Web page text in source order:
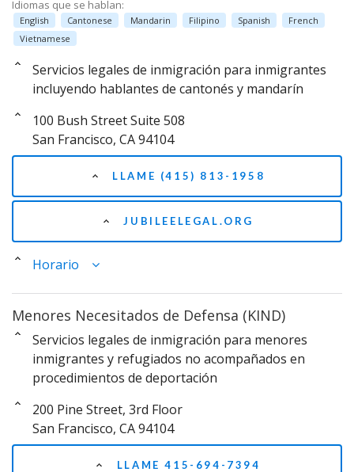
Idiomas que se hablan:
English Cantonese Mandarin Filipino Spanish
French
Vietnamese
Servicios legales de inmigración para inmigrantes
incluyendo hablantes de cantonés y mandarín
100 Bush Street Suite 508
San Francisco, CA 94104
LLAME (415) 813-1958
JUBILEELEGAL.ORG
Horario
Menores Necesitados de Defensa (KIND)
Servicios legales de inmigración para menores
inmigrantes y refugiados no acompañados en
procedimientos de deportación
200 Pine Street, 3rd Floor
San Francisco, CA 94104
LLAME 415-694-7394